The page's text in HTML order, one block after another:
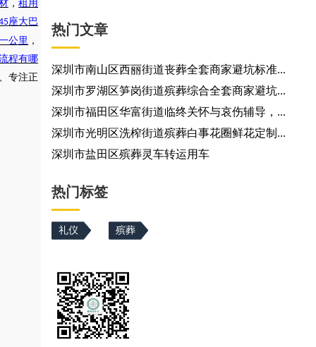
， 租用
座大巴
公里 ，
程有哪
专注正
热门文章
深圳市南山区西丽街道丧葬全套商家避坑标准...
深圳市罗湖区笋岗街道殡葬综合全套商家避坑...
深圳市福田区华富街道临终关怀与哀伤辅导，...
深圳市光明区洗榨街道殡葬白事花圈鲜花定制...
深圳市盐田区殡葬灵车转运用车
热门标签
礼仪 殡葬